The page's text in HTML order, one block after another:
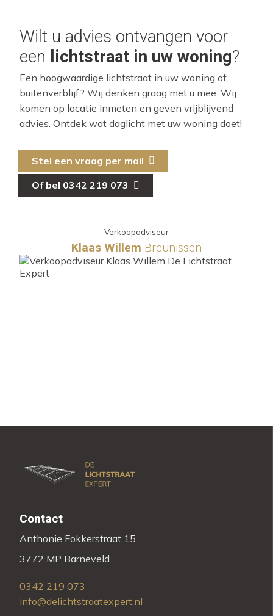
Wilt u advies ontvangen voor
een lichtstraat in uw woning?
Een hoogwaardige lichtstraat in uw woning of
buitenverblijf? Wij denken graag met u mee. Wij
komen op locatie inmeten en geven vrijblijvend
advies. Ontdek wat daglicht met uw woning doet!
Stel een vraag per mail
Of bel 0342 219 073
Verkoopadviseur
Klaas Willem Breunissen
Contact
Anthonie Fokkerstraat 15
3772 MP Barneveld
0342 219 073
info@delichtstraatexpert.nl